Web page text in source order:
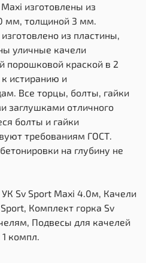
изготовлены из
мм, толщиной 3 мм.
из пластины,
уличные качели
порошковой краской в 2
к истиранию и
Все торцы, болты, гайки
заглушками отличного
болты и гайки
требованиям ГОСТ.
на глубину не
Sv Sport Maxi 4.0м, Качели
Комплект горка Sv
Подвесы для качелей
компл.